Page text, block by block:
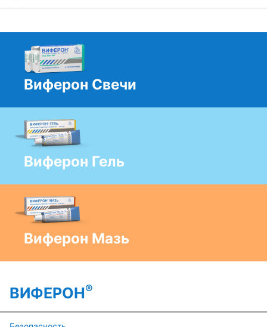
Виферон Свечи
Виферон Гель
Виферон Мазь
ВИФЕРОН®